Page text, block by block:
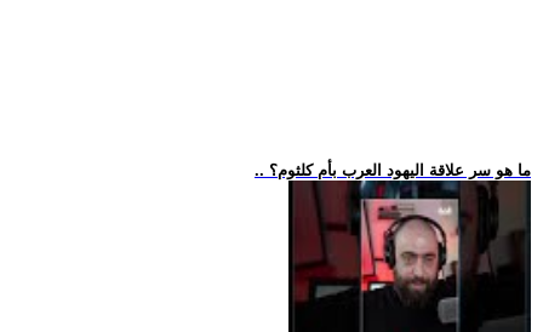
.. ما هو سر علاقة اليهود العرب بأم كلثوم؟